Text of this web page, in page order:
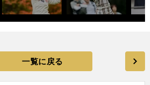
一覧に戻る